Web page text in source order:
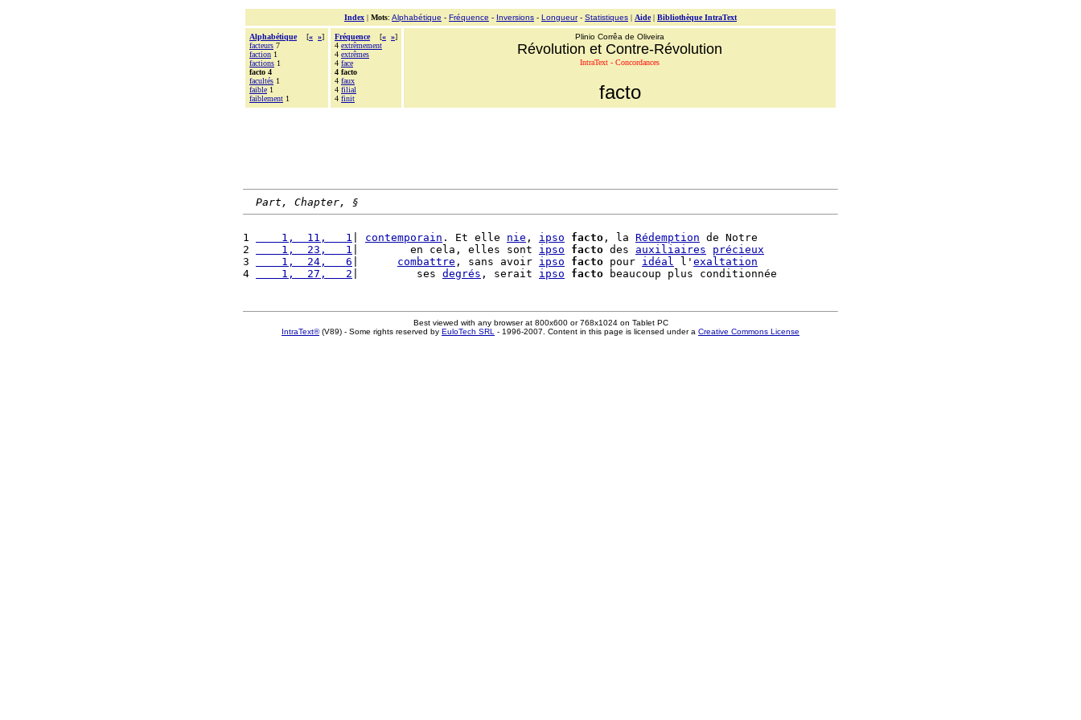
Index | Mots: Alphabétique - Fréquence - Inversions - Longueur- Statistiques | Aide| Bibliothèque IntraText
Alphabétique [« »]
facteurs 7
faction 1
factions 1
facto 4
facultés 1
faible 1
faiblement 1
Fréquence [« »]
4 extrêmement
4 extrêmes
4 face
4 facto
4 faux
4 filial
4 finit
Plinio Corrêa de Oliveira
Révolution et Contre-Révolution
IntraText - Concordances
facto
Part, Chapter, §
1
    1,  11,   1
contemporain . Et elle nie , ipso facto , la Rédemption de Notre
2
    1,  23,   1
|        en cela, elles sont ipso facto des auxiliaires
précieux
3
    1,  24,   6
combattre , sans avoir ipso facto pour idéal l' exaltation
4
    1,  27,   2
|         ses degrés , serait ipso facto
Best viewed with any browser at 800x600 or 768x1024 on Tablet PC
IntraText®(V89) - Some rights reserved by EuloTech SRL - 1996-2007. Content in this page is licensed under a Creative Commons License